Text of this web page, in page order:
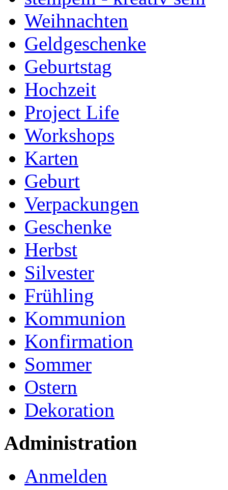
Weihnachten
Geldgeschenke
Geburtstag
Hochzeit
Project Life
Workshops
Karten
Geburt
Verpackungen
Geschenke
Herbst
Silvester
Frühling
Kommunion
Konfirmation
Sommer
Ostern
Dekoration
Administration
Anmelden